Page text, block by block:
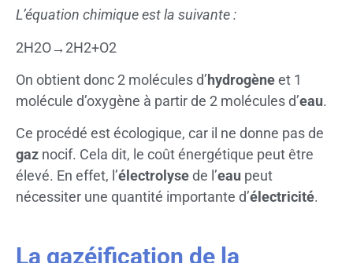
L’équation chimique est la suivante :
2H2O→2H2+O2
On obtient donc 2 molécules d’hydrogèneet 1
molécule d’oxygène à partir de 2 molécules d’eau.
Ce procédé est écologique, car il ne donne pas de
gaz nocif. Cela dit, le coût énergétique peut être
élevé. En effet, l’électrolysede l’eau peut
nécessiter une quantité importante d’électricité.
La gazéification de la